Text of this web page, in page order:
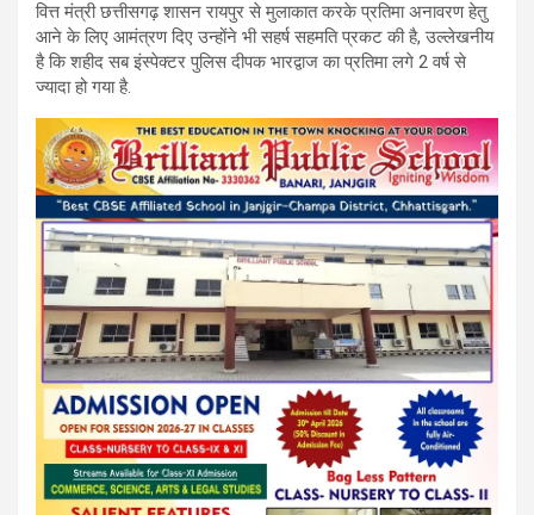
वित्त मंत्री छत्तीसगढ़ शासन रायपुर से मुलाकात करके प्रतिमा अनावरण हेतु
आने के लिए आमंत्रण दिए उन्होंने भी सहर्ष सहमति प्रकट की है, उल्लेखनीय
है कि शहीद सब इंस्पेक्टर पुलिस दीपक भारद्वाज का प्रतिमा लगे 2 वर्ष से
ज्यादा हो गया है.